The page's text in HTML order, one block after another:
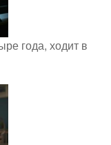
года, ходит в